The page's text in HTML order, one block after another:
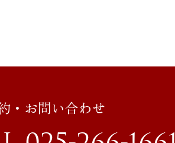
・お問い合わせ